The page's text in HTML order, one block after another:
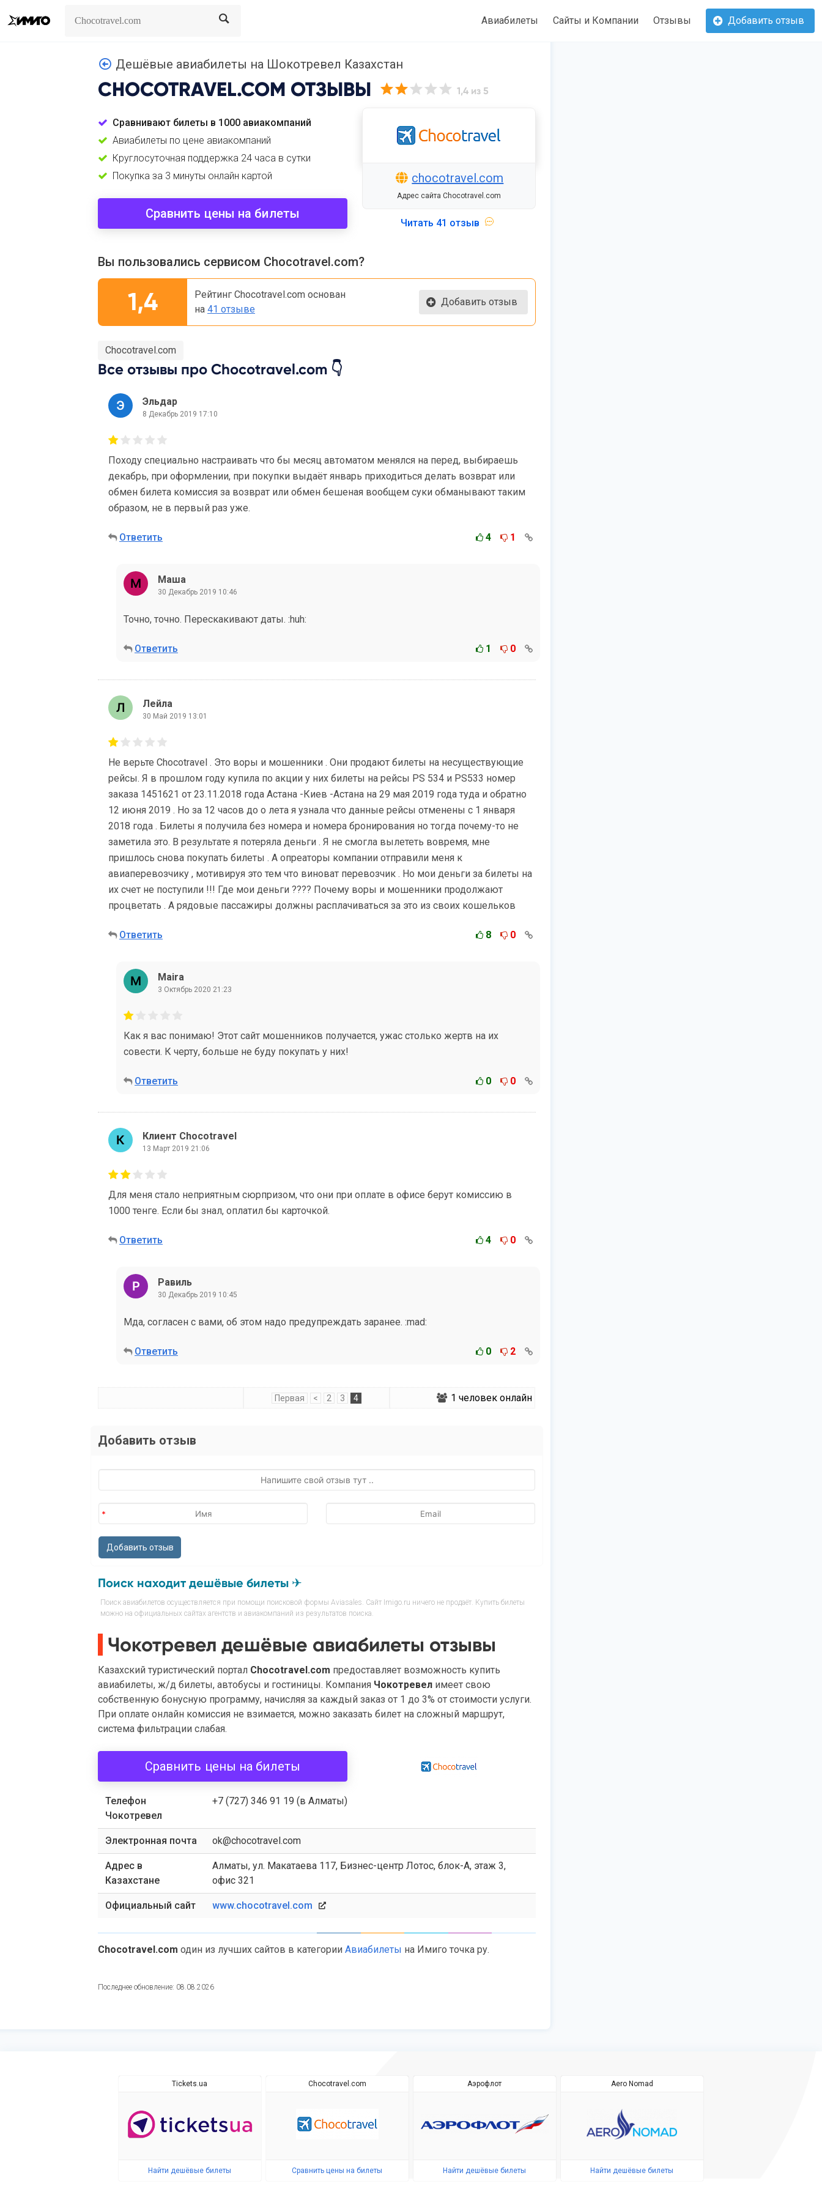
Search Авиабилеты Сайты и Компании Отзывы Добавить отзыв
Дешёвые авиабилеты на Шокотревел Казахстан
CHOCOTRAVEL.COM ОТЗЫВЫ 1,4 из 5
Сравнивают билеты в 1000 авиакомпаний
Авиабилеты по цене авиакомпаний
Круглосуточная поддержка 24 часа в сутки
Покупка за 3 минуты онлайн картой
Сравнить цены на билеты
chocotravel.com
Адрес сайта Chocotravel.com
Читать 41 отзыв
Вы пользовались сервисом Chocotravel.com?
1,4
Рейтинг Chocotravel.com основан
на 41 отзыве
Добавить отзыв
Chocotravel.com
Все отзывы про Chocotravel.com 👇
Эльдар
8 Декабрь 2019 17:10
Походу специально настраивать что бы месяц автоматом менялся на перед, выбираешь
декабрь, при оформлении, при покупки выдаёт январь приходиться делать возврат или
обмен билета комиссия за возврат или обмен бешеная вообщем суки обманывают таким
образом, не в первый раз уже.
Ответить 4 1
Маша
30 Декабрь 2019 10:46
Точно, точно. Перескакивают даты. :huh:
Ответить 1 0
Лейла
30 Май 2019 13:01
Не верьте Chocotravel . Это воры и мошенники . Они продают билеты на несуществующие
рейсы. Я в прошлом году купила по акции у них билеты на рейсы PS 534 и PS533 номер
заказа 1451621 от 23.11.2018 года Астана -Киев -Астана на 29 мая 2019 года туда и обратно
12 июня 2019 . Но за 12 часов до о лета я узнала что данные рейсы отменены с 1 января
2018 года . Билеты я получила без номера и номера бронирования но тогда почему-то не
заметила это. В результате я потеряла деньги . Я не смогла вылететь вовремя, мне
пришлось снова покупать билеты . А опреаторы компании отправили меня к
авиаперевозчику , мотивируя это тем что виноват перевозчик . Но мои деньги за билеты на
их счет не поступили !!! Где мои деньги ???? Почему воры и мошенники продолжают
процветать . А рядовые пассажиры должны расплачиваться за это из своих кошельков
Ответить 8 0
Maira
3 Октябрь 2020 21:23
Как я вас понимаю! Этот сайт мошенников получается, ужас столько жертв на их
совести. К черту, больше не буду покупать у них!
Ответить 0 0
Клиент Chocotravel
13 Март 2019 21:06
Для меня стало неприятным сюрпризом, что они при оплате в офисе берут комиссию в
1000 тенге. Если бы знал, оплатил бы карточкой.
Ответить 4 0
Равиль
30 Декабрь 2019 10:45
Мда, согласен с вами, об этом надо предупреждать заранее. :mad:
Ответить 0 2
Первая < 2 3 4 1 человек онлайн
Добавить отзыв
Поиск находит дешёвые билеты ✈
Поиск авиабилетов осуществляется при помощи поисковой формы Aviasales. Сайт Imigo.ru ничего не продаёт. Купить билеты
можно на официальных сайтах агентств и авиакомпаний из результатов поиска.
Чокотревел дешёвые авиабилеты отзывы
Казахский туристический портал Chocotravel.com предоставляет возможность купить
авиабилеты, ж/д билеты, автобусы и гостиницы. Компания Чокотревел имеет свою
собственную бонусную программу, начисляя за каждый заказ от 1 до 3% от стоимости услуги.
При оплате онлайн комиссия не взимается, можно заказать билет на сложный маршрут,
система фильтрации слабая.
Сравнить цены на билеты
Телефон
Чокотревел
+7 (727) 346 91 19 (в Алматы)
Электронная почта ok@chocotravel.com
Адрес в
Казахстане
Алматы, ул. Макатаева 117, Бизнес-центр Лотос, блок-А, этаж 3,
офис 321
Официальный сайт www.chocotravel.com
Chocotravel.com один из лучших сайтов в категории Авиабилеты на Имиго точка ру.
Последнее обновление: 08.08.2026
Tickets.ua
Найти дешёвые билеты
Chocotravel.com
Сравнить цены на билеты
Аэрофлот
Найти дешёвые билеты
Aero Nomad
Найти дешёвые билеты